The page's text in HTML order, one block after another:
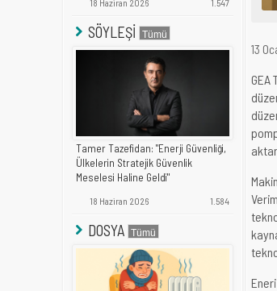
18 Haziran 2026 1.547
SÖYLEŞİ
Tamer Tazefidan: "Enerji Güvenliği,
Ülkelerin Stratejik Güvenlik
Meselesi Haline Geldi"
18 Haziran 2026 1.584
DOSYA
13
GEA